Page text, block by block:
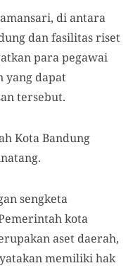
di antara
dan fasilitas riset
para pegawai
yang dapat
tersebut.
Kota Bandung
sengketa
kota
aset daerah,
memiliki hak